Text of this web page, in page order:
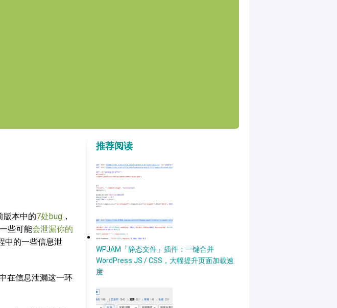
版本中的7处bug ，
些可能会泄漏你的
中的一些信息泄
在信息泄漏这一环
推荐阅读
WPJAM「静态文件」插件：一键合并
WordPress JS / CSS，大幅提升页面加载速
度